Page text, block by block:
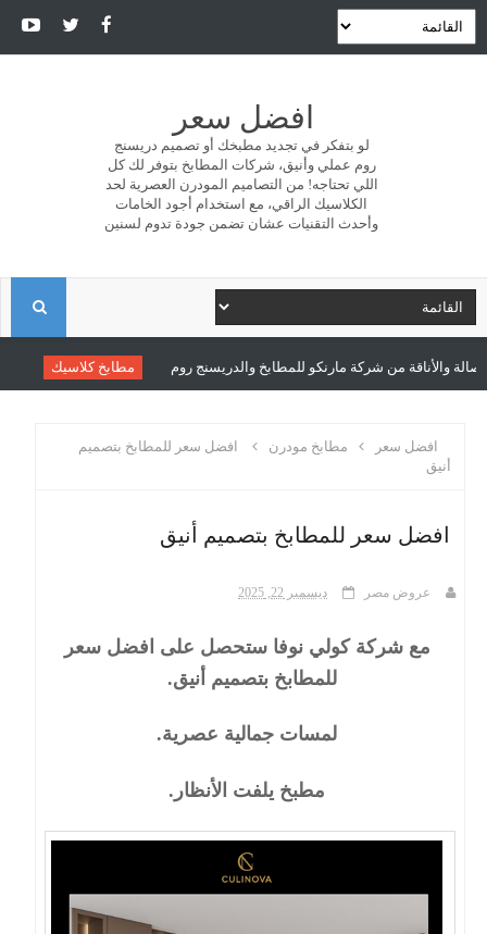
افضل سعر
لو بتفكر في تجديد مطبخك أو تصميم دريسنج
روم عملي وأنيق، شركات المطابخ بتوفر لك كل
اللي تحتاجه! من التصاميم المودرن العصرية لحد
الكلاسيك الراقي، مع استخدام أجود الخامات
وأحدث التقنيات عشان تضمن جودة تدوم لسنين
ا
من شركة مارنكو للمطابخ والدريسنج روم مطابخ كلاسيك أحدث المطابخ
افضل سعر مطابخ مودرن
افضل سعر للمطابخ بتصميم
أنيق
افضل سعر للمطابخ بتصميم أنيق
عروض مصر ديسمبر 22, 2025
مع شركة كولي نوفا ستحصل على افضل سعر
للمطابخ بتصميم أنيق.
لمسات جمالية عصرية.
مطبخ يلفت الأنظار.